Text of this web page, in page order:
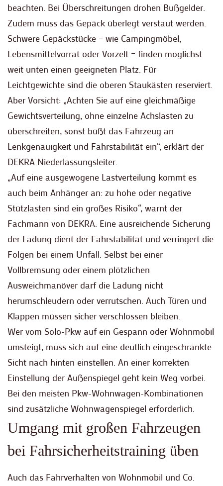
beachten. Bei Überschreitungen drohen Bußgelder.
Zudem muss das Gepäck überlegt verstaut werden.
Schwere Gepäckstücke – wie Campingmöbel,
Lebensmittelvorrat oder Vorzelt – finden möglichst
weit unten einen geeigneten Platz. Für
Leichtgewichte sind die oberen Staukästen reserviert.
Aber Vorsicht: „Achten Sie auf eine gleichmäßige
Gewichtsverteilung, ohne einzelne Achslasten zu
überschreiten, sonst büßt das Fahrzeug an
Lenkgenauigkeit und Fahrstabilität ein“, erklärt der
DEKRA Niederlassungsleiter.
„Auf eine ausgewogene Lastverteilung kommt es
auch beim Anhänger an: zu hohe oder negative
Stützlasten sind ein großes Risiko“, warnt der
Fachmann von DEKRA. Eine ausreichende Sicherung
der Ladung dient der Fahrstabilität und verringert die
Folgen bei einem Unfall. Selbst bei einer
Vollbremsung oder einem plötzlichen
Ausweichmanöver darf die Ladung nicht
herumschleudern oder verrutschen. Auch Türen und
Klappen müssen sicher verschlossen bleiben.
Wer vom Solo-Pkw auf ein Gespann oder Wohnmobil
umsteigt, muss sich auf eine deutlich eingeschränkte
Sicht nach hinten einstellen. An einer korrekten
Einstellung der Außenspiegel geht kein Weg vorbei.
Bei den meisten Pkw-Wohnwagen-Kombinationen
sind zusätzliche Wohnwagenspiegel erforderlich.
Umgang mit großen Fahrzeugen
bei Fahrsicherheitstraining üben
Auch das Fahrverhalten von Wohnmobil und Co.